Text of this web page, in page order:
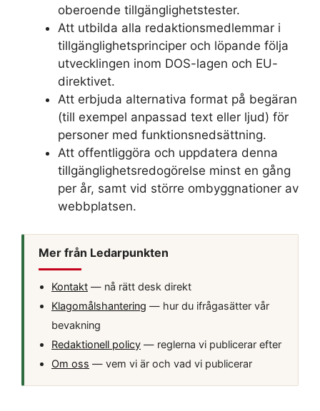
oberoende tillgänglighetstester.
Att utbilda alla redaktionsmedlemmar i
tillgänglighetsprinciper och löpande följa
utvecklingen inom DOS-lagen och EU-
direktivet.
Att erbjuda alternativa format på begäran
(till exempel anpassad text eller ljud) för
personer med funktionsnedsättning.
Att offentliggöra och uppdatera denna
tillgänglighetsredogörelse minst en gång
per år, samt vid större ombyggnationer av
webbplatsen.
Mer från Ledarpunkten
Kontakt — nå rätt desk direkt
Klagomålshantering — hur du ifrågasätter vår
bevakning
Redaktionell policy — reglerna vi publicerar efter
Om oss — vem vi är och vad vi publicerar